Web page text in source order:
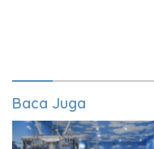
Baca Juga